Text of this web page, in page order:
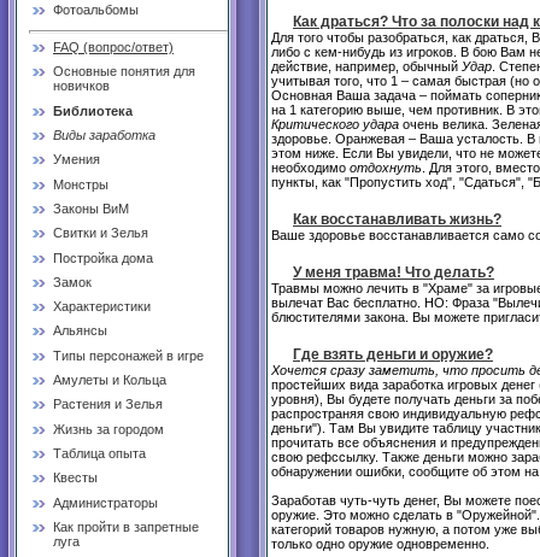
Фотоальбомы
FAQ (вопрос/ответ)
Основные понятия для
новичков
Библиотека
Виды заработка
Умения
Монстры
Законы ВиМ
Свитки и Зелья
Постройка дома
Замок
Характеристики
Альянсы
Типы персонажей в игре
Амулеты и Кольца
Растения и Зелья
Жизнь за городом
Таблица опыта
Квесты
Администраторы
Как пройти в запретные
луга
Как драться? Что за полоски
Для того чтобы разобраться, как
либо с кем-нибудь из игроков. В бою Вам
действие, например, обычный Удар .
учитывая того, что 1 – самая быстрая (но
Основная Ваша задача – поймать
на 1 категорию выше, чем противник. В
Критического удара очень велика.
здоровье. Оранжевая – Ваша усталость.
этом ниже. Если Вы увидели, что не
необходимо отдохнуть . Для этого,
пункты, как "Пропустить ход", "Сдаться",
Как восстанавливать жизнь?
Ваше здоровье восстанавливается само
У меня травма! Что делать?
Травмы можно лечить в "Храме" за
вылечат Вас бесплатно. НО: Фраза
блюстителями закона. Вы можете
Где взять деньги и оружие?
Хочется сразу заметить, что просить
простейших вида заработка игровых
уровня), Вы будете получать деньги за
распространяя свою индивидуальную
деньги"). Там Вы увидите таблицу
прочитать все объяснения и
свою рефссылку. Также деньги можно
обнаружении ошибки, сообщите об этом
Заработав чуть-чуть денег, Вы можете
оружие. Это можно сделать в
категорий товаров нужную, а потом уже
только одно оружие одновременно.